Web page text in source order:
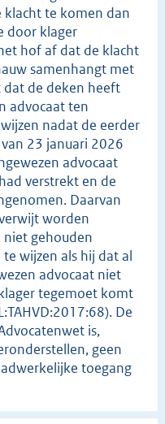
te komen dan
door klager
hof af dat de klacht
samenhangt met
de deken heeft
advocaat ten
nadat de eerder
23 januari 2026
advocaat
verstrekt en de
Daarvan
worden
niet gehouden
wijzen als hij dat al
advocaat niet
tegemoet komt
De
is,
geen
toegang